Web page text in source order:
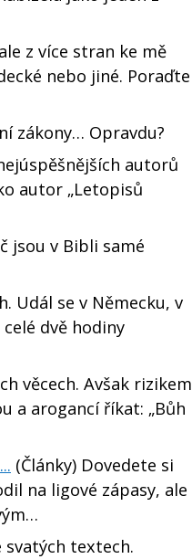
z více stran ke mě
nebo jiné. Poraďte
zákony… Opravdu?
autorů
autor „Letopisů
jsou v Bibli samé
Udál se v Německu, v
dvě hodiny
věcech. Avšak rizikem
a arogancí říkat: „Bůh
(Články) Dovedete si
na ligové zápasy, ale
svatých textech.